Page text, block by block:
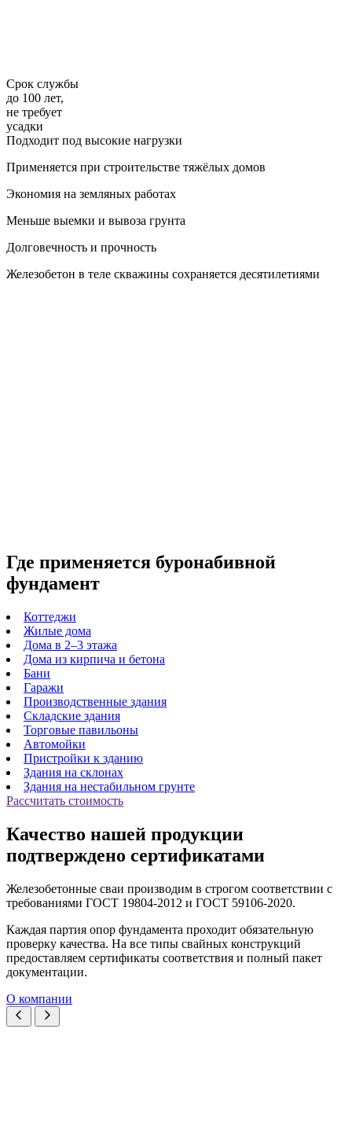
Cрок службы
до 100 лет,
не требует
усадки
Подходит под высокие нагрузки
Применяется при строительстве тяжёлых домов
Экономия на земляных работах
Меньше выемки и вывоза грунта
Долговечность и прочность
Железобетон в теле скважины сохраняется десятилетиями
Где применяется буронабивной
фундамент
Коттеджи
Жилые дома
Дома в 2–3 этажа
Дома из кирпича и бетона
Бани
Гаражи
Производственные здания
Складские здания
Торговые павильоны
Автомойки
Пристройки к зданию
Здания на склонах
Здания на нестабильном грунте
Рассчитать стоимость
Качество нашей продукции
подтверждено сертификатами
Железобетонные сваи производим в строгом соответствии с
требованиями ГОСТ 19804-2012 и ГОСТ 59106-2020.
Каждая партия опор фундамента проходит обязательную
проверку качества. На все типы свайных конструкций
предоставляем сертификаты соответствия и полный пакет
документации.
О компании